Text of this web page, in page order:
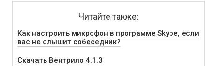
Читайте также:
Как настроить микрофон в программе Skype, если
вас не слышит собеседник?
Скачать Вентрило 4.1.3